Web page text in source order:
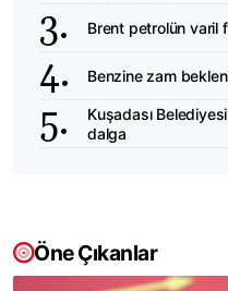
Brent petrolün varil
Benzine zam
Kuşadası
dalga
Öne Çıkanlar